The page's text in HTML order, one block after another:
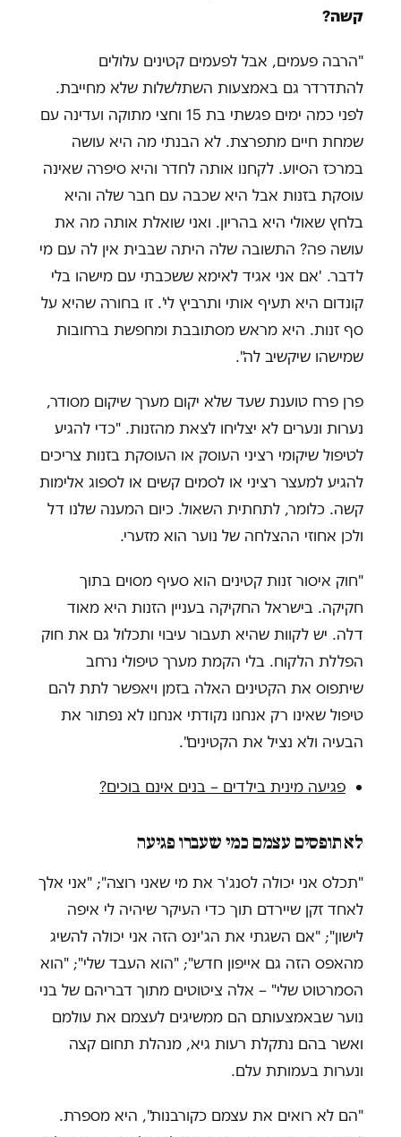
קשה?
"הרבה פעמים, אבל לפעמים קטינים עלולים
להתדרדר גם באמצעות השתלשלות שלא מחייבת.
לפני כמה ימים פגשתי בת 15 וחצי מתוקה ועדינה עם
שמחת חיים מתפרצת. לא הבנתי מה היא עושה
במרכז הסיוע. לקחנו אותה לחדר והיא סיפרה שאינה
עוסקת בזנות אבל היא שכבה עם חבר שלה והיא
בלחץ שאולי היא בהריון. ואני שואלת אותה מה את
עושה פה? התשובה שלה היתה שבבית אין לה עם מי
לדבר. 'אם אני אגיד לאימא ששכבתי עם מישהו בלי
קונדום היא תעיף אותי ותרביץ לי'. זו בחורה שהיא על
סף זנות. היא מראש מסתובבת ומחפשת ברחובות
שמישהו שיקשיב לה".
פרן פרח טוענת שעד שלא יקום מערך שיקום מסודר,
נערות ונערים לא יצליחו לצאת מהזנות. "כדי להגיע
לטיפול שיקומי רציני העוסק או העוסקת בזנות צריכים
להגיע למעצר רציני או לסמים קשים או לספוג אלימות
קשה. כלומר, לתחתית השאול. כיום המענה שלנו דל
ולכן אחוזי ההצלחה של נוער הוא מזערי.
"חוק איסור זנות קטינים הוא סעיף מסוים בתוך
חקיקה. בישראל החקיקה בעניין הזנות היא מאוד
דלה. יש לקוות שהיא תעבור עיבוי ותכלול גם את חוק
הפללת הלקוח. בלי הקמת מערך טיפולי נרחב
שיתפוס את הקטינים האלה בזמן ויאפשר לתת להם
טיפול שאינו רק אנחנו נקודתי אנחנו לא נפתור את
הבעיה ולא נציל את הקטינים".
פגיעה מינית בילדים – בנים אינם בוכים?
לא תופסים עצמם כמי שעברו פגיעה
"תכלס אני יכולה לסנג'ר את מי שאני רוצה"; "אני אלך
לאחד זקן שיירדם תוך כדי העיקר שיהיה לי איפה
לישון"; "אם השגתי את הג'ינס הזה אני יכולה להשיג
מהאפס הזה גם אייפון חדש"; "הוא העבד שלי"; "הוא
הסמרטוט שלי" – אלה ציטוטים מתוך דבריהם של בני
נוער שבאמצעותם הם ממשיגים לעצמם את עולמם
ואשר בהם נתקלת רעות גיא, מנהלת תחום קצה
ונערות בעמותת עלם.
"הם לא רואים את עצמם כקורבנות", היא מספרת.